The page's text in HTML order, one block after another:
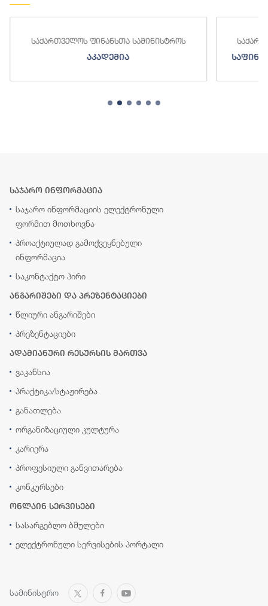
საქართველოს ფინანსთა სამინისტროს
აკადემია
საჯარო ინფორმაცია
საჯარო ინფორმაციის ელექტრონული
ფორმით მოთხოვნა
პროაქტიულად გამოქვეყნებული
ინფორმაცია
საკონტაქტო პირი
ანგარიშები და პრეზენტაციები
წლიური ანგარიშები
პრეზენტაციები
ადამიანური რესურსის მართვა
ვაკანსია
პრაქტიკა/სტაჟირება
განათლება
ორგანიზაციული კულტურა
კარიერა
პროფესიული განვითარება
კონკურსები
ონლაინ სერვისები
სასარგებლო ბმულები
ელექტრონული სერვისების პორტალი
სამინისტრო